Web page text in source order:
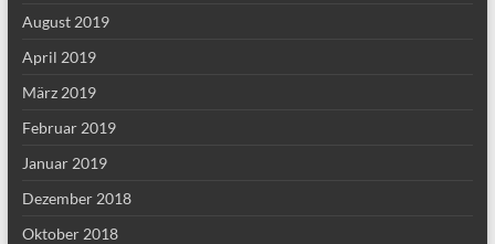
August 2019
April 2019
März 2019
Februar 2019
Januar 2019
Dezember 2018
Oktober 2018